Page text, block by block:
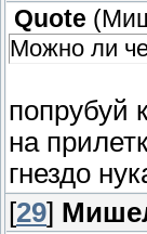
Quote (
Можно ли
попрубуй
на
гнездо
[29]